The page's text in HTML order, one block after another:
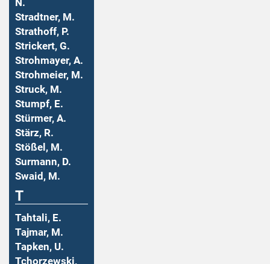
N.
Stradtner, M.
Strathoff, P.
Strickert, G.
Strohmayer, A.
Strohmeier, M.
Struck, M.
Stumpf, E.
Stürmer, A.
Stärz, R.
Stößel, M.
Surmann, D.
Swaid, M.
T
Tahtali, E.
Tajmar, M.
Tapken, U.
Tchorzewski,